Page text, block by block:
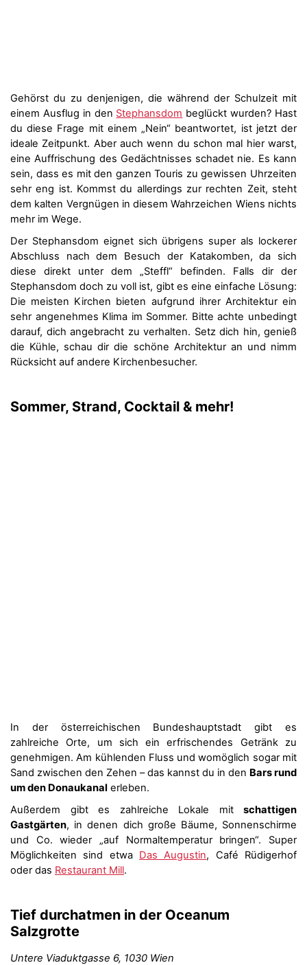
Gehörst du zu denjenigen, die während der Schulzeit mit
einem Ausflug in den Stephansdom beglückt wurden? Hast
du diese Frage mit einem „Nein“ beantwortet, ist jetzt der
ideale Zeitpunkt. Aber auch wenn du schon mal hier warst,
eine Auffrischung des Gedächtnisses schadet nie. Es kann
sein, dass es mit den ganzen Touris zu gewissen Uhrzeiten
sehr eng ist. Kommst du allerdings zur rechten Zeit, steht
dem kalten Vergnügen in diesem Wahrzeichen Wiens nichts
mehr im Wege.
Der Stephansdom eignet sich übrigens super als lockerer
Abschluss nach dem Besuch der Katakomben, da sich
diese direkt unter dem „Steffl“ befinden. Falls dir der
Stephansdom doch zu voll ist, gibt es eine einfache Lösung:
Die meisten Kirchen bieten aufgrund ihrer Architektur ein
sehr angenehmes Klima im Sommer. Bitte achte unbedingt
darauf, dich angebracht zu verhalten. Setz dich hin, genieß
die Kühle, schau dir die schöne Architektur an und nimm
Rücksicht auf andere Kirchenbesucher.
Sommer, Strand, Cocktail & mehr!
In der österreichischen Bundeshauptstadt gibt es
zahlreiche Orte, um sich ein erfrischendes Getränk zu
genehmigen. Am kühlenden Fluss und womöglich sogar mit
Sand zwischen den Zehen – das kannst du in den Bars rund
um den Donaukanal erleben.
Außerdem gibt es zahlreiche Lokale mit schattigen
Gastgärten, in denen dich große Bäume, Sonnenschirme
und Co. wieder „auf Normaltemperatur bringen“. Super
Möglichkeiten sind etwa Das Augustin, Café Rüdigerhof
oder das Restaurant Mill.
Tief durchatmen in der Oceanum
Salzgrotte
Untere Viaduktgasse 6, 1030 Wien